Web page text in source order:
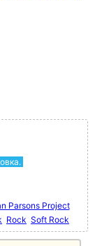
Parsons Project
Rock Soft Rock